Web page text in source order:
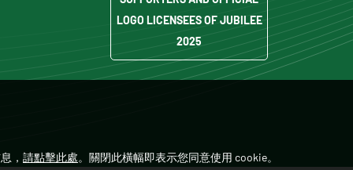
LOGO LICENSEES OF JUBILEE
2025
， 請點擊此處。關閉此橫幅即表示您同意使用 cookie。